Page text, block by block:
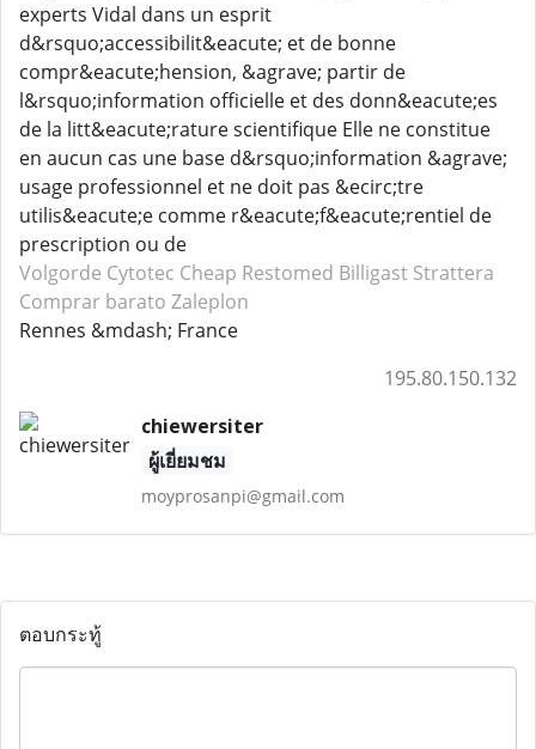
experts Vidal dans un esprit
d&rsquo;accessibilit&eacute; et de bonne
compr&eacute;hension, &agrave; partir de
l&rsquo;information officielle et des donn&eacute;es
de la litt&eacute;rature scientifique Elle ne constitue
en aucun cas une base d&rsquo;information &agrave;
usage professionnel et ne doit pas &ecirc;tre
utilis&eacute;e comme r&eacute;f&eacute;rentiel de
prescription ou de
Volgorde Cytotec Cheap Restomed Billigast Strattera
Comprar barato Zaleplon
Rennes &mdash; France
195.80.150.132
chiewersiter
ผู้เยี่ยมชม
moyprosanpi@gmail.com
ตอบกระทู้